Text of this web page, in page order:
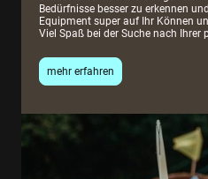
Bedürfnisse besser zu erkennen
Equipment super auf Ihr Können
Viel Spaß bei der Suche nach Ihrer
mehr erfahren